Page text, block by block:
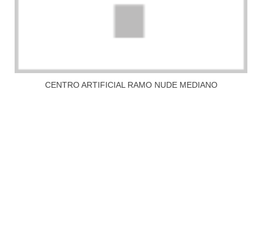
CENTRO ARTIFICIAL RAMO NUDE MEDIANO